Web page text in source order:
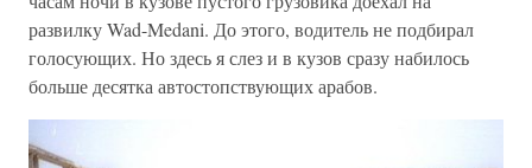
развилку Wad-Medani. До этого, водитель не подбирал
голосующих. Но здесь я слез и в кузов сразу набилось
больше десятка автостопствующих арабов.